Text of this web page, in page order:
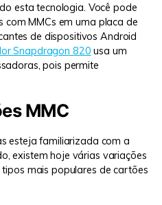
esta tecnologia. Você pode
com MMCs em uma placa de
de dispositivos Android
Snapdragon 820 usa um
pois permite
MMC
esteja familiarizada com a
existem hoje várias variações
mais populares de cartões